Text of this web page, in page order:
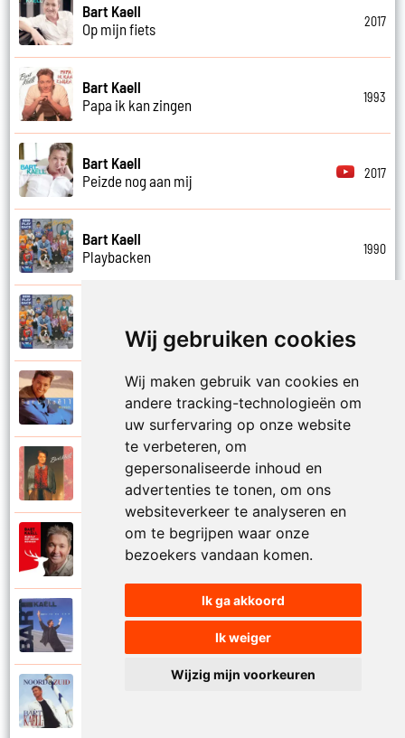
Wij gebruiken cookies
Wij maken gebruik van cookies en
andere tracking-technologieën om
uw surfervaring op onze website
te verbeteren, om
gepersonaliseerde inhoud en
advertenties te tonen, om ons
websiteverkeer te analyseren en
om te begrijpen waar onze
bezoekers vandaan komen.
Ik ga akkoord
Ik weiger
Wijzig mijn voorkeuren
Bart Kaell
Op mijn fiets
2017
Bart Kaell
Papa ik kan zingen
1993
Bart Kaell
Peizde nog aan mij
2017
Bart Kaell
Playbacken
1990
Popidool
Bart Kaell
Prinses
Bart Kaell
Bart Kaell
Rudolf het gekke rendier
Bart Kaell